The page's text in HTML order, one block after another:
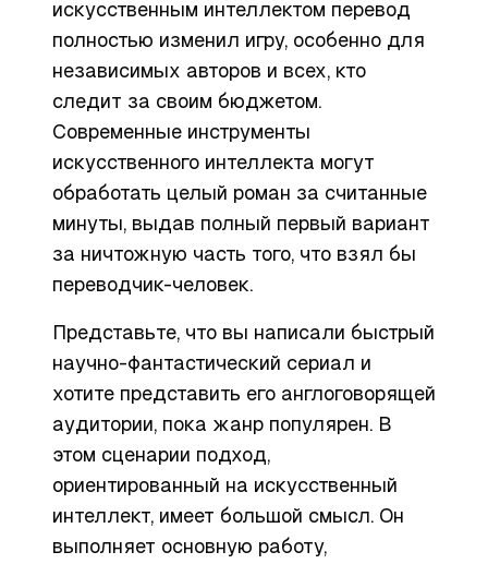
искусственным интеллектом перевод
полностью изменил игру, особенно для
независимых авторов и всех, кто
следит за своим бюджетом.
Современные инструменты
искусственного интеллекта могут
обработать целый роман за считанные
минуты, выдав полный первый вариант
за ничтожную часть того, что взял бы
переводчик-человек.
Представьте, что вы написали быстрый
научно-фантастический сериал и
хотите представить его англоговорящей
аудитории, пока жанр популярен. В
этом сценарии подход,
ориентированный на искусственный
интеллект, имеет большой смысл. Он
выполняет основную работу,